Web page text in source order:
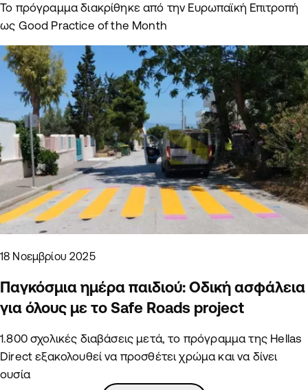
Το πρόγραμμα διακρίθηκε από την Ευρωπαϊκή Επιτροπή
ως Good Practice of the Month
18 Νοεμβρίου 2025
Παγκόσμια ημέρα παιδιού: Οδική ασφάλεια
για όλους με το Safe Roads project
1.800 σχολικές διαβάσεις μετά, το πρόγραμμα της Hellas
Direct εξακολουθεί να προσθέτει χρώμα και να δίνει
ουσία